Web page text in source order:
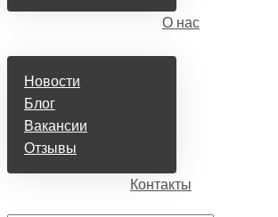
О нас
Новости
Блог
Вакансии
Отзывы
Контакты